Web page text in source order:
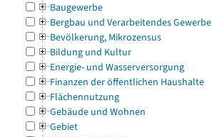
Baugewerbe
Bergbau und Verarbeitendes Gewerbe
Bevölkerung, Mikrozensus
Bildung und Kultur
Energie- und Wasserversorgung
Finanzen der öffentlichen Haushalte
Flächennutzung
Gebäude und Wohnen
Gebiet